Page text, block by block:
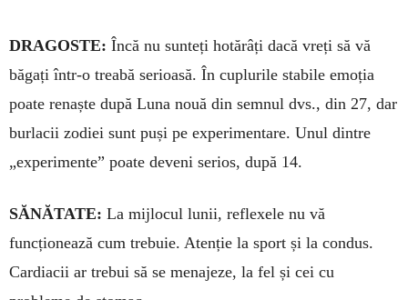
DRAGOSTE: Încă nu sunteți hotă­râți dacă vreți să vă
băgați într-o trea­bă serioasă. În cuplurile stabile emoția
poate renaște după Luna nouă din sem­nul dvs., din 27, dar
burlacii zo­diei sunt puși pe experimentare. Unul dintre
„experimente” poate deveni serios, după 14.
SĂNĂTATE: La mijlocul lunii, re­flexele nu vă
funcționează cum tre­buie. Atenție la sport și la condus.
Car­diacii ar trebui să se menajeze, la fel și cei cu